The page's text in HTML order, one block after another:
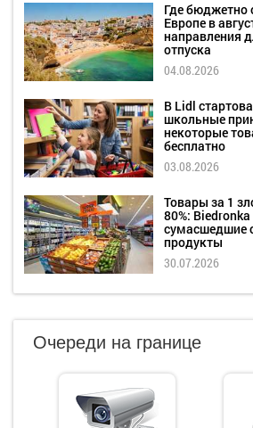
Где бюджетно
Европе в
направления
отпуска
04.08.2026
В Lidl
школьные
некоторые
бесплатно
03.08.2026
Товары за 1
80%:
сумасшедшие
продукты
30.07.2026
Очереди на границе